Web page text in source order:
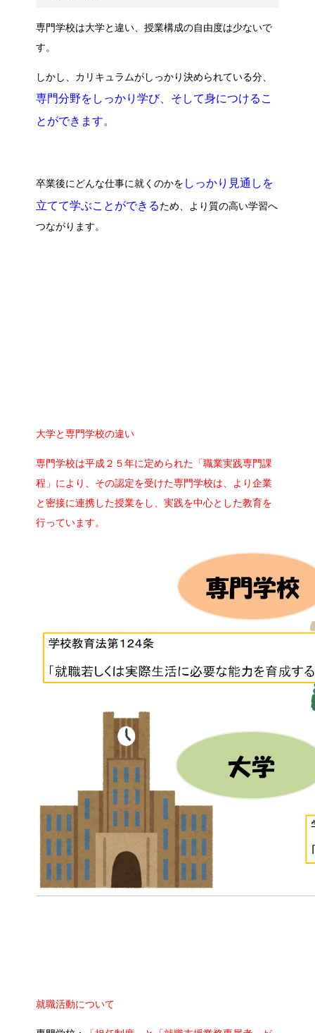
専門学校は大学と違い、授業構成の自由度は少ないで
す。
しかし、カリキュラムがしっかり決められている分、
専門分野をしっかり学び、そして身につけるこ
とができます。
卒業後にどんな仕事に就くのかを しっかり見通しを
立てて学ぶことができる ため、より質の高い学習へ
つながります。
大学と専門学校の違い
専門学校は平成２５年に定められた「職業実践専門課
程」により、その認定を受けた専門学校は、より 企業
と密接に連携した授業をし、実践を中心とした教育を
行っています。
就職活動について